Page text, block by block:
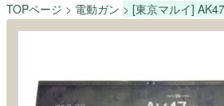
TOPページ 電動ガン [東京マルイ]